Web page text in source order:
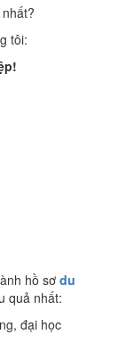
tôi:
hồ sơ du
quả nhất:
đại học